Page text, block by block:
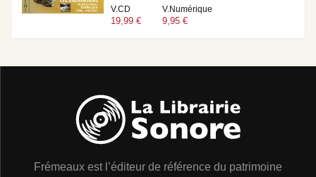
V.CD
19,99 €
V.Numérique
9,95 €
Frémeaux est l’éditeur de référence du patrimoine